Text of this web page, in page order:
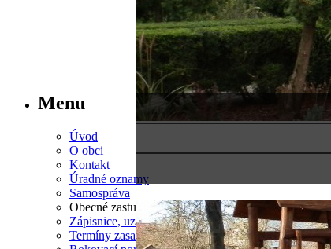
Menu
Úvod
O obci
Kontakt
Úradné oznamy
Samospráva
Obecné zastupiteľstvo
Zápisnice, uznesenia, pozvánky
Termíny zasadnutí OZ